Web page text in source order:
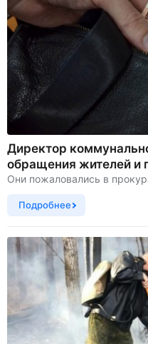
Директор
обращения жителей и
Они пожаловались в
Подробнее